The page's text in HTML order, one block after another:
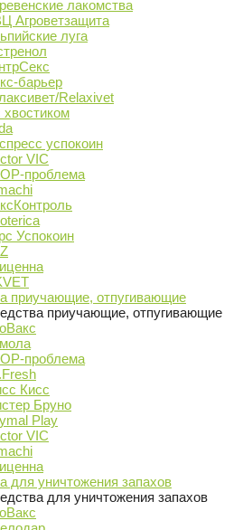
лакомства
Агроветзащита
луга
барьер
Relaxivet
хвостиком
успокоин
VIC
проблема
Успокоин
приучающие, отпугивающие
приучающие, отпугивающие
проблема
Кисс
Бруно
Play
VIC
для уничтожения запахов
для уничтожения запахов